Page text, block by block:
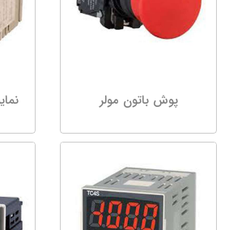
پوش باتون مولر